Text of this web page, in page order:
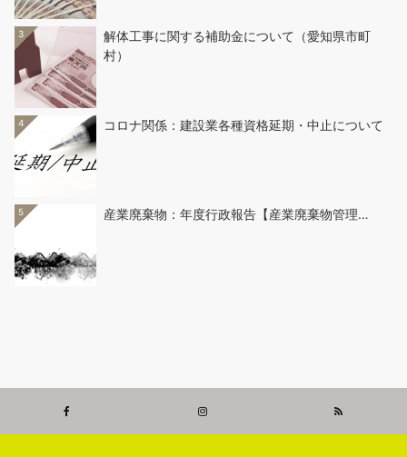
3
解体工事に関する補助金について（愛知県市町
村）
4 コロナ関係：建設業各種資格延期・中止について
5 産業廃棄物：年度行政報告【産業廃棄物管理…